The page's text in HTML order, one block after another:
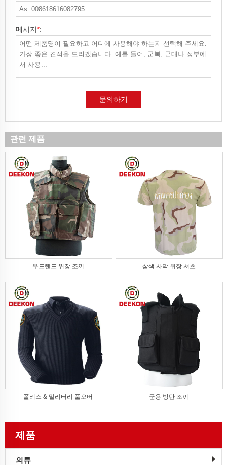
메시지*:
문의하기
관련 제품
우드랜드 위장 조끼 삼색 사막 위장 셔츠
폴리스 & 밀리터리 풀오버 군용 방탄 조끼
제품
의류